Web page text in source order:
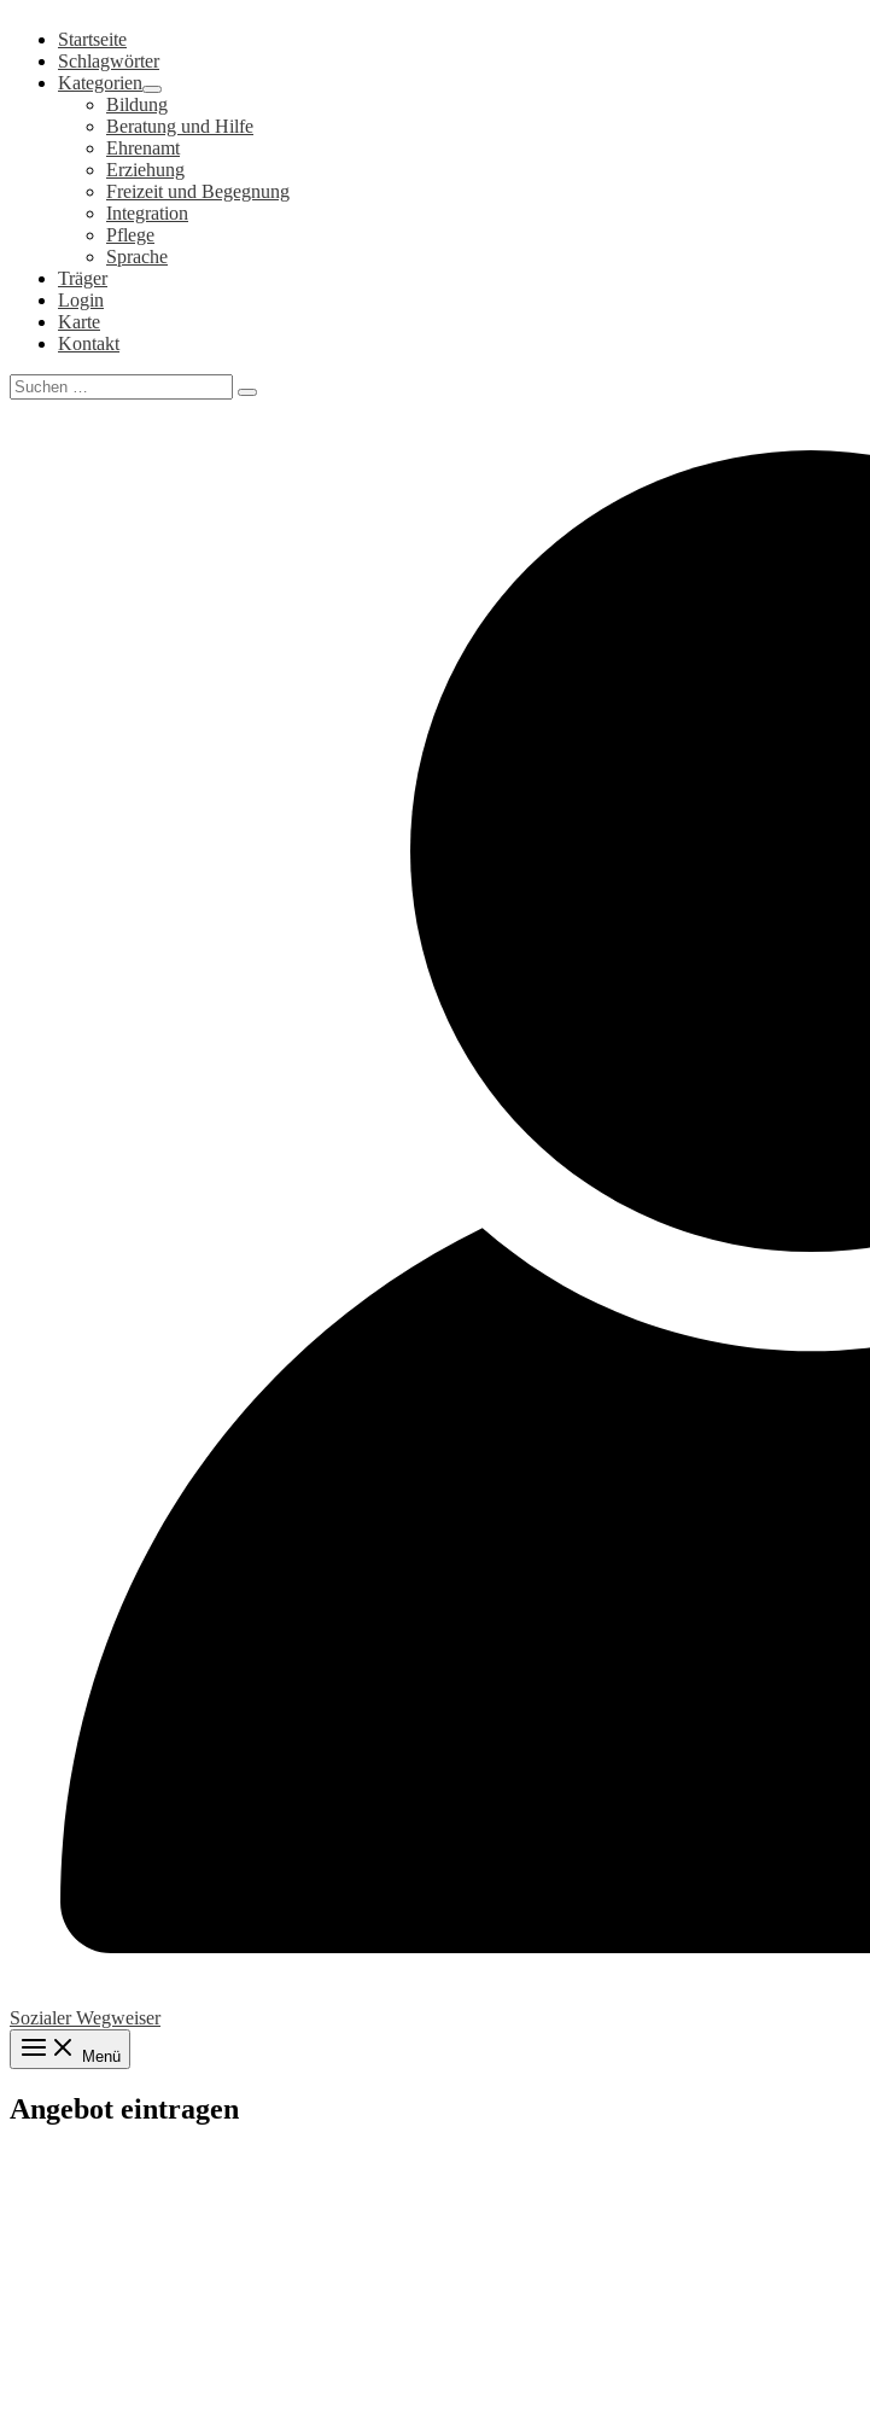
Inhalt
springen
Startseite
Schlagwörter
Kategorien
Bildung
Beratung und Hilfe
Ehrenamt
Erziehung
Freizeit und Begegnung
Integration
Pflege
Sprache
Träger
Login
Karte
Kontakt
Search
for:
Sozialer Wegweiser
Menü
Angebot eintragen